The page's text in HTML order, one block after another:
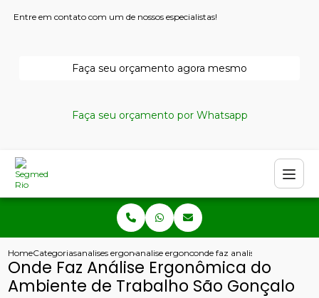
Entre em contato com um de nossos especialistas!
Faça seu orçamento agora mesmo
Faça seu orçamento por Whatsapp
HomeCategoriasanalises ergonomicasanalise ergonomicaonde faz analise ergonomica
Onde Faz Análise Ergonômica do
Ambiente de Trabalho São Gonçalo